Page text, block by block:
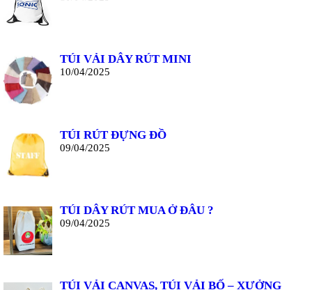
TÚI VẢI DÂY RÚT MINI
10/04/2025
TÚI RÚT ĐỰNG ĐỒ
09/04/2025
TÚI DÂY RÚT MUA Ở ĐÂU ?
09/04/2025
TÚI VẢI CANVAS, TÚI VẢI BỐ – XƯỞNG